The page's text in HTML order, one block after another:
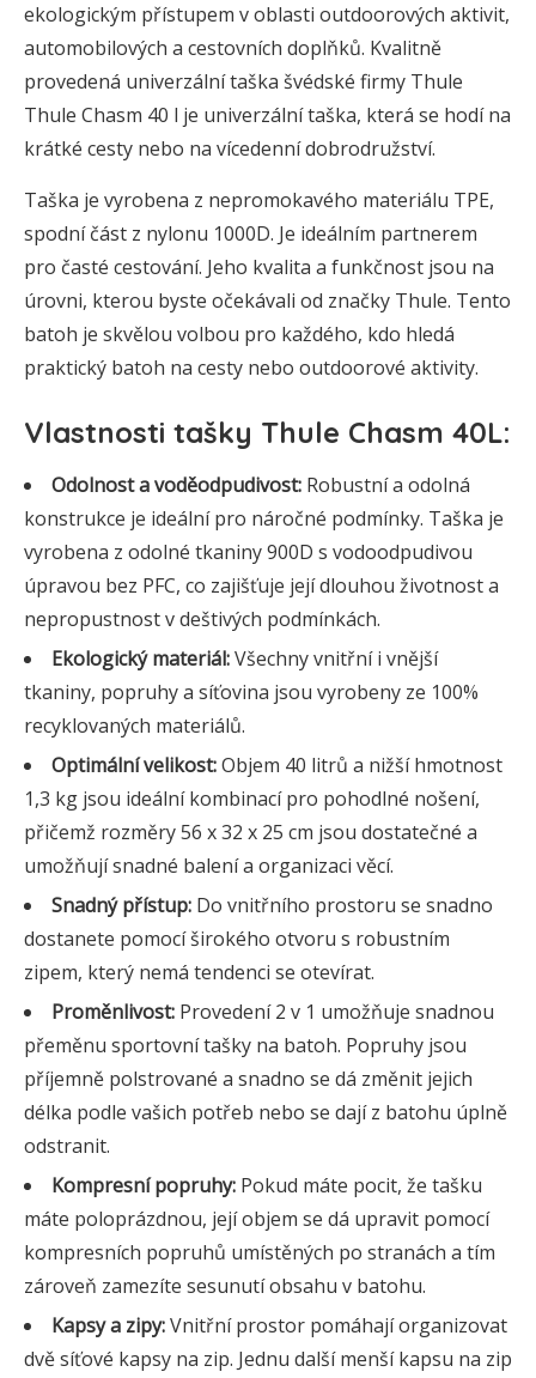
ekologickým přístupem v oblasti outdoorových aktivit,
automobilových a cestovních doplňků. Kvalitně
provedená univerzální taška švédské firmy Thule
Thule Chasm 40 l je univerzální taška, která se hodí na
krátké cesty nebo na vícedenní dobrodružství.
Taška je vyrobena z nepromokavého materiálu TPE,
spodní část z nylonu 1000D. Je ideálním partnerem
pro časté cestování. Jeho kvalita a funkčnost jsou na
úrovni, kterou byste očekávali od značky Thule. Tento
batoh je skvělou volbou pro každého, kdo hledá
praktický batoh na cesty nebo outdoorové aktivity.
Vlastnosti tašky Thule Chasm 40L:
Odolnost a voděodpudivost: Robustní a odolná
konstrukce je ideální pro náročné podmínky. Taška je
vyrobena z odolné tkaniny 900D s vodoodpudivou
úpravou bez PFC, co zajišťuje její dlouhou životnost a
nepropustnost v deštivých podmínkách.
Ekologický materiál:Všechny vnitřní i vnější
tkaniny, popruhy a síťovina jsou vyrobeny ze 100%
recyklovaných materiálů.
Optimální velikost:Objem 40 litrů a nižší hmotnost
1,3 kg jsou ideální kombinací pro pohodlné nošení,
přičemž rozměry 56 x 32 x 25 cm jsou dostatečné a
umožňují snadné balení a organizaci věcí.
Snadný přístup: Do vnitřního prostoru se snadno
dostanete pomocí širokého otvoru s robustním
zipem, který nemá tendenci se otevírat.
Proměnlivost: Provedení 2 v 1 umožňuje snadnou
přeměnu sportovní tašky na batoh. Popruhy jsou
příjemně polstrované a snadno se dá změnit jejich
délka podle vašich potřeb nebo se dají z batohu úplně
odstranit.
Kompresní popruhy: Pokud máte pocit, že tašku
máte poloprázdnou, její objem se dá upravit pomocí
kompresních popruhů umístěných po stranách a tím
zároveň zamezíte sesunutí obsahu v batohu.
Kapsy a zipy:Vnitřní prostor pomáhají organizovat
dvě síťové kapsy na zip. Jednu další menší kapsu na zip